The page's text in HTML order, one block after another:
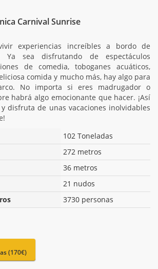
Carnival Sunrise
experiencias increíbles a bordo de
Ya sea disfrutando de espectáculos
de comedia, toboganes acuáticos,
comida y mucho más, hay algo para
No importa si eres madrugador o
habrá algo emocionante que hacer. ¡Así
disfruta de unas vacaciones inolvidables
102 Toneladas
272 metros
36 metros
21 nudos
3730 personas
(170€)